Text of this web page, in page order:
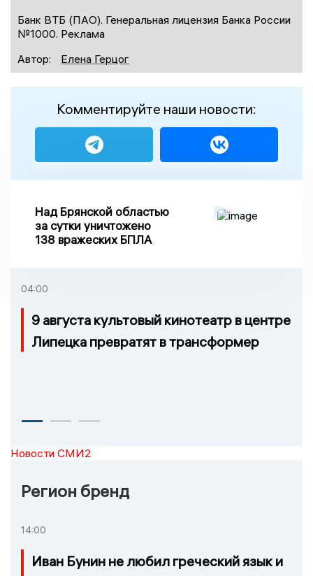
Банк ВТБ (ПАО). Генеральная лицензия Банка России
№1000. Реклама
Автор:
Елена Герцог
Комментируйте наши новости:
Над Брянской областью
за сутки уничтожено
138 вражеских БПЛА
04:00
9 августа культовый кинотеатр в центре
Липецка превратят в трансформер
Новости СМИ2
Регион бренд
14:00
Иван Бунин не любил греческий язык и